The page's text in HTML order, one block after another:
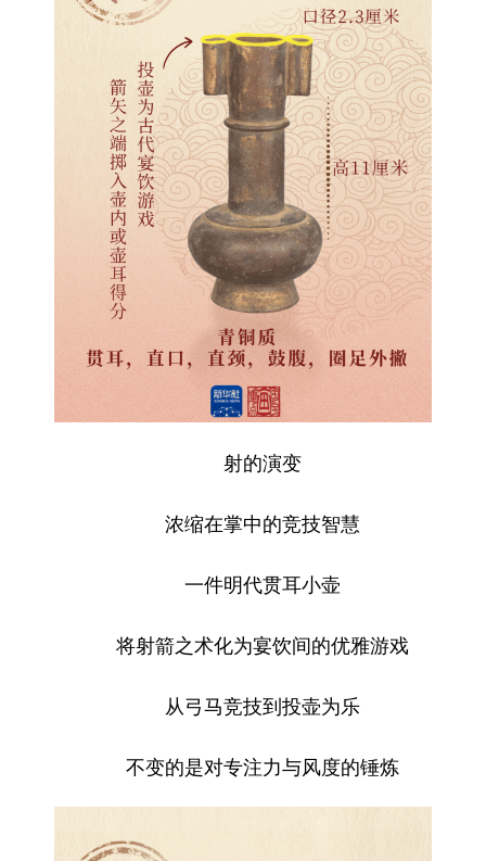
射的演变
浓缩在掌中的竞技智慧
一件明代贯耳小壶
将射箭之术化为宴饮间的优雅游戏
从弓马竞技到投壶为乐
不变的是对专注力与风度的锤炼